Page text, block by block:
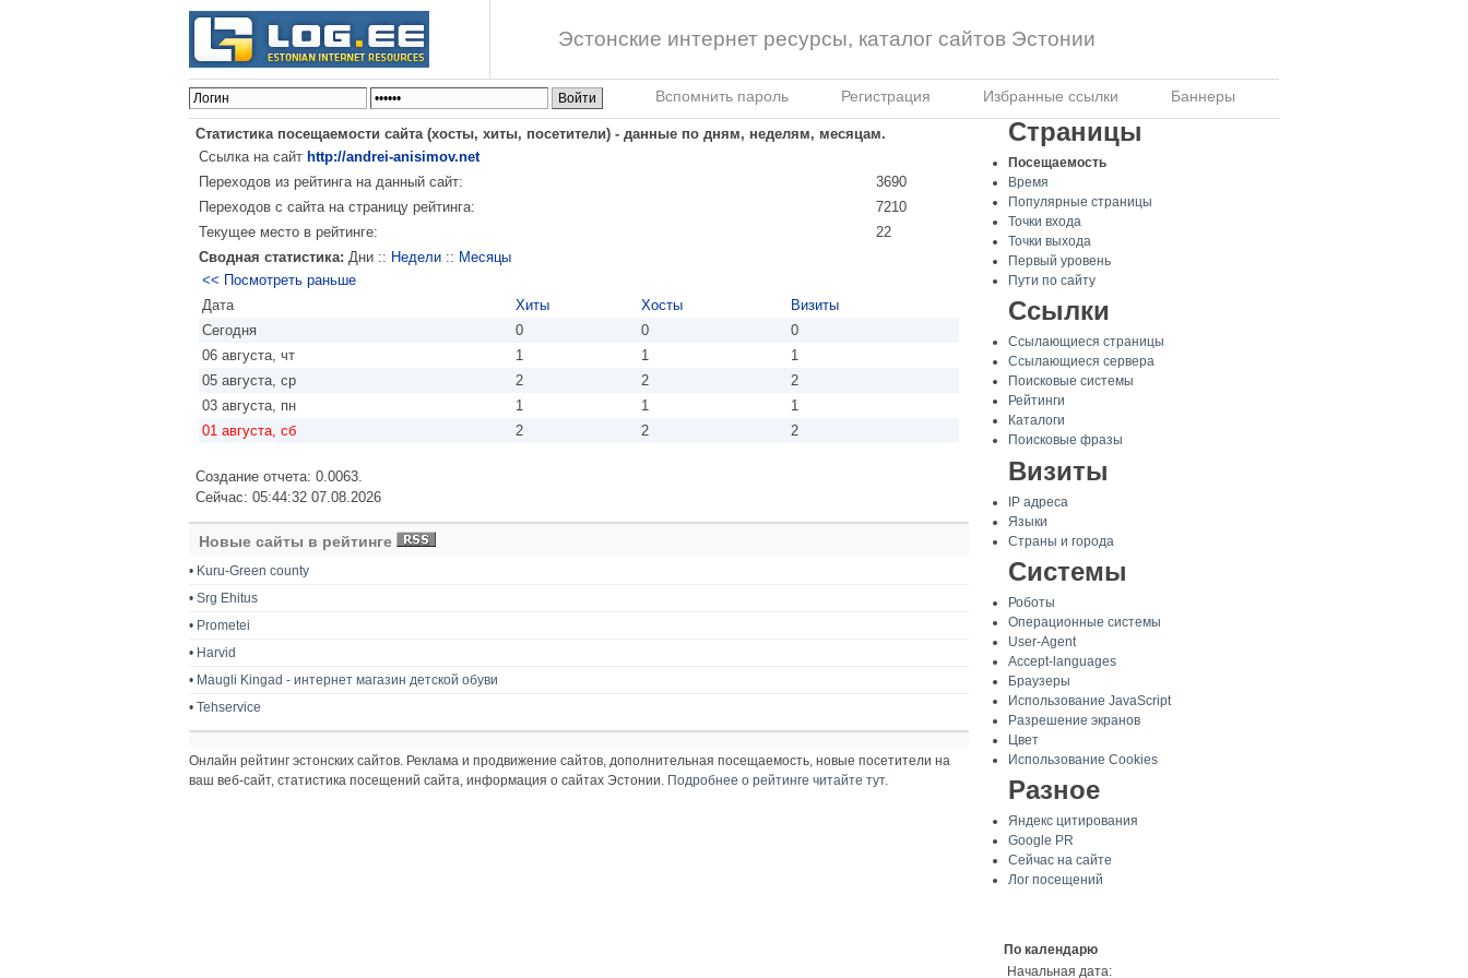
Эстонские интернет ресурсы, каталог сайтов Эстонии
Вспомнить пароль Регистрация Избранные ссылки Баннеры
Статистика посещаемости сайта (хосты, хиты, посетители) - данные по дням, неделям, месяцам.
Ссылка на сайт http://andrei-anisimov.net
Переходов из рейтинга на данный сайт:
3690
Переходов с сайта на страницу рейтинга:
7210
Текущее место в рейтинге:
22
Сводная статистика: Дни :: Недели :: Месяцы
<< Посмотреть раньше
Дата
Хиты Хосты
Визиты
Сегодня
0 0
0
06 августа, чт
1 1
1
05 августа, ср
2 2
2
03 августа, пн
1 1
1
01 августа, сб
2 2 2
Создание отчета: 0.0063.
Сейчас: 05:44:32 07.08.2026
Новые сайты в рейтинге
• Kuru-Green county
• Srg Ehitus
• Prometei
• Harvid
• Maugli Kingad - интернет магазин детской обуви
• Tehservice
Онлайн рейтинг эстонских сайтов. Реклама и продвижение сайтов, дополнительная посещаемость, новые посетители на
ваш веб-сайт, статистика посещений сайта, информация о сайтах Эстонии. Подробнее о рейтинге читайте тут.
Страницы
Посещаемость
Время
Популярные страницы
Точки входа
Точки выхода
Первый уровень
Пути по сайту
Ссылки
Ссылающиеся страницы
Ссылающиеся сервера
Поисковые системы
Рейтинги
Каталоги
Поисковые фразы
Визиты
IP адреса
Языки
Страны и города
Системы
Роботы
Операционные системы
User-Agent
Accept-languages
Браузеры
Использование JavaScript
Разрешение экранов
Цвет
Использование Cookies
Разное
Яндекс цитирования
Google PR
Сейчас на сайте
Лог посещений
По календарю
Начальная дата: